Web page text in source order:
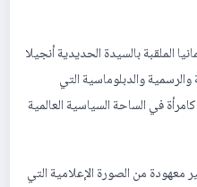
الملقبة بالسيدة الحديدية أنجيلا
والدبلوماسية التي
في الساحة السياسية العالمية
معهودة من الصورة الإعلامية التي